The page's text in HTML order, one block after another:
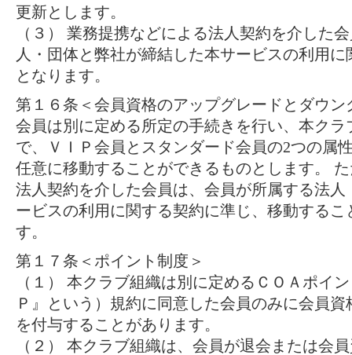
更新とします。
（３） 業務提携などによる法人契約を介した
人・団体と弊社が締結した本サービスの利用
となります。
第１６条＜会員資格のアップグレードとダウン
会員は別に定める所定の手続きを行い、本ク
で、ＶＩＰ会員とスタンダード会員の2つの属
任意に移動することができるものとします。
法人契約を介した会員は、会員が所属する法
ービスの利用に関する契約に準じ、移動する
す。
第１７条＜ポイント制度＞
（１） 本クラブ組織は別に定めるＣＯＡポイ
Ｐ』という）規約に同意した会員のみに会員
を付与することがあります。
（２） 本クラブ組織は、会員が退会または会